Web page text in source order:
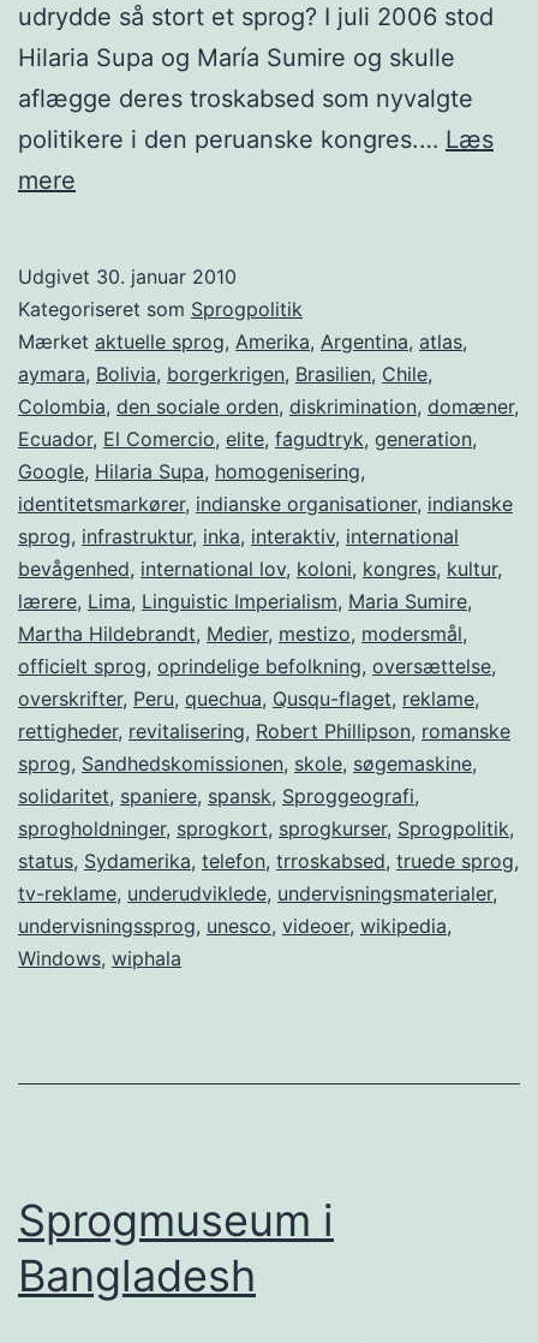
udrydde så stort et sprog? I juli 2006 stod
Hilaria Supa og María Sumire og skulle
aflægge deres troskabsed som nyvalgte
politikere i den peruanske kongres.… Læs
mere
små
sprog
er
i
fare
for
at
uddø!
Udgivet 30. januar 2010
Kategoriseret som Sprogpolitik
Mærket aktuelle sprog, Amerika, Argentina, atlas,
aymara, Bolivia, borgerkrigen, Brasilien, Chile,
Colombia, den sociale orden, diskrimination, domæner,
Ecuador, El Comercio, elite, fagudtryk, generation,
Google, Hilaria Supa, homogenisering,
identitetsmarkører, indianske organisationer, indianske
sprog, infrastruktur, inka, interaktiv, international
bevågenhed, international lov, koloni, kongres, kultur,
lærere, Lima, Linguistic Imperialism, Maria Sumire,
Martha Hildebrandt, Medier, mestizo, modersmål,
officielt sprog, oprindelige befolkning, oversættelse,
overskrifter, Peru, quechua, Qusqu-flaget, reklame,
rettigheder, revitalisering, Robert Phillipson, romanske
sprog, Sandhedskomissionen, skole, søgemaskine,
solidaritet, spaniere, spansk, Sproggeografi,
sprogholdninger, sprogkort, sprogkurser, Sprogpolitik,
status, Sydamerika, telefon, trroskabsed, truede sprog,
tv-reklame, underudviklede, undervisningsmaterialer,
undervisningssprog, unesco, videoer, wikipedia,
Windows, wiphala
Sprogmuseum i
Bangladesh